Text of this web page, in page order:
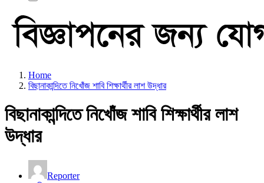
Home
বিছানাকান্দিতে নিখোঁজ শাবি শিক্ষার্থীর লাশ উদ্ধার
বিছানাকান্দিতে নিখোঁজ শাবি শিক্ষার্থীর লাশ
উদ্ধার
Reporter